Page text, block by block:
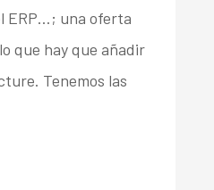
ERP…; una oferta
que hay que añadir
Tenemos las